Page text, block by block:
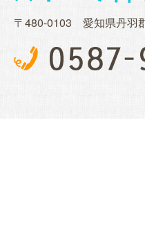
〒480-0103 愛知県丹羽